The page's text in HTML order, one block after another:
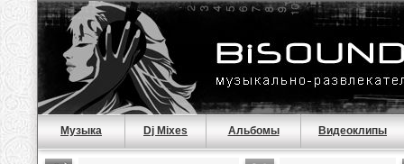
Музыка Dj Mixes Альбомы Видеоклипы